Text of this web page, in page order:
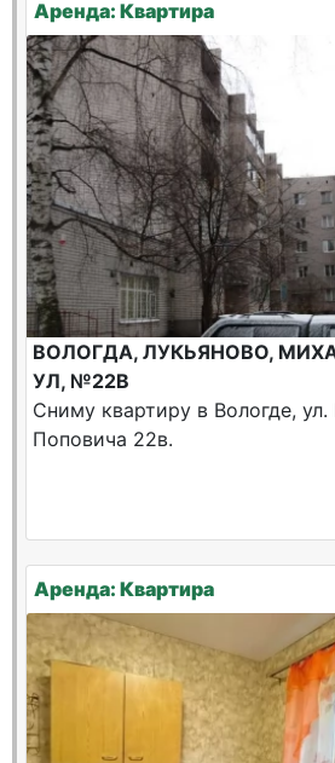
Аренда: Квартира
ВОЛОГДА, ЛУКЬЯНОВО,
УЛ, №22В
Сниму квартиру в Вологде,
Поповича 22в.
Аренда: Квартира